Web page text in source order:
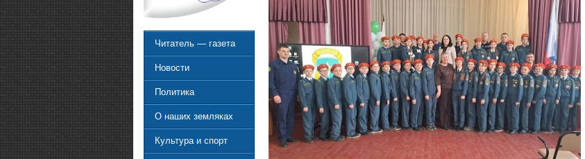
Читатель — газета
Новости
Политика
О наших земляках
Культура и спорт